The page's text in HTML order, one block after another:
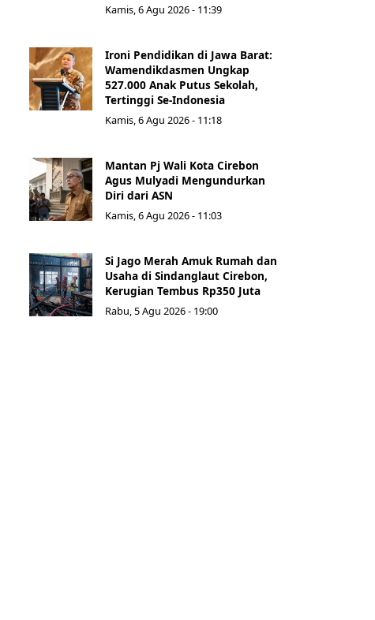
Kamis, 6 Agu 2026 - 11:39
Ironi Pendidikan di Jawa Barat:
Wamendikdasmen Ungkap
527.000 Anak Putus Sekolah,
Tertinggi Se-Indonesia
Kamis, 6 Agu 2026 - 11:18
Mantan Pj Wali Kota Cirebon
Agus Mulyadi Mengundurkan
Diri dari ASN
Kamis, 6 Agu 2026 - 11:03
Si Jago Merah Amuk Rumah dan
Usaha di Sindanglaut Cirebon,
Kerugian Tembus Rp350 Juta
Rabu, 5 Agu 2026 - 19:00